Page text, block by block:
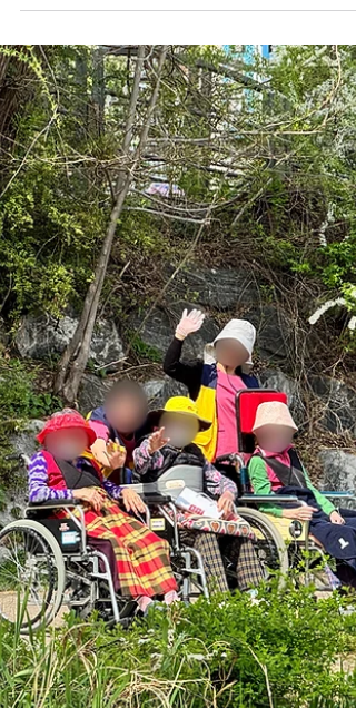
냈습니다. 어버이날을 맞아 전해진 축하와 정
어린 마음은 어르신들의 얼굴에 환한 미소를
해주었고, 함께한 순간마다 정겨운 웃음이 이
졌습니다. 또한 가족과 이웃의 소중함을 되새
며 다양한 프로그램과 일상을 함께 나누는 가
데, 서로를 향한 관심과 배려가 더욱 깊어지는
시간을 보낼 수 있었습니다. 익숙한 하루 속에
도 마음을 전하는 작은 순간들이 모여 더욱 풍
한 5월을 만들어 주었습니다. 이번 소식지에는
사랑과 감사가 가득했던 5월의 이야기를 담았
니다. 어르신들의 밝은 모습과 따뜻한 순간들
보호자님께도 기분 좋은 반가움으로 전해지기
바랍니다.